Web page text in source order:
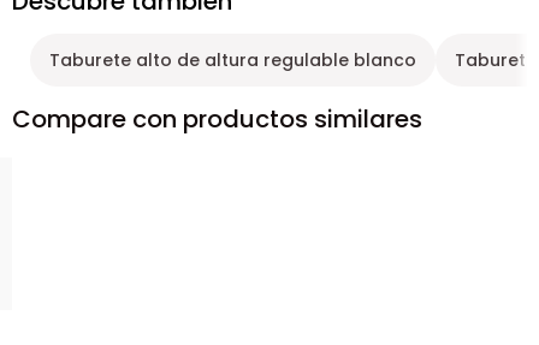
Taburete alto de altura regulable blanco
Compare con productos similares